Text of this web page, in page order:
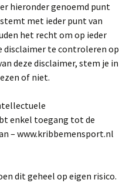
hieronder genoemd punt
met ieder punt van
het recht om op ieder
disclaimer te controleren op
deze disclaimer, stem je in
of niet.
enkel toegang tot de
– www.kribbemensport.nl
dit geheel op eigen risico.